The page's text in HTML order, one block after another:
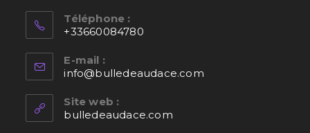
Téléphone :
+33660084780
E-mail :
info@bulledeaudace.com
Site web :
bulledeaudace.com